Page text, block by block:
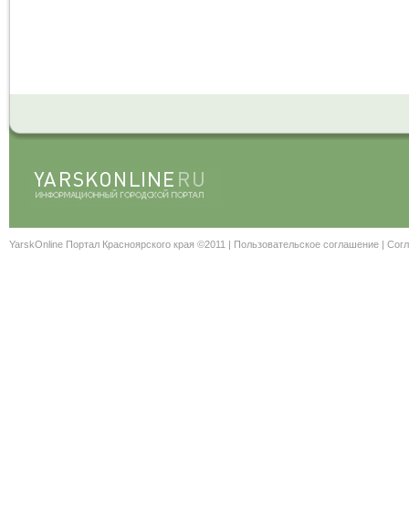
YarskOnline Портал Красноярского края ©2011 | Пользовательское соглашение |